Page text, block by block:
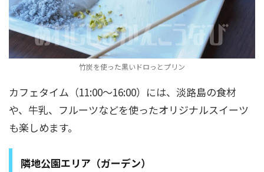
竹炭を使った黒いドロっとプリン
カフェタイム（11:00～16:00）には、淡路島の食材
や、牛乳、フルーツなどを使ったオリジナルスイーツ
も楽しめます。
隣地公園エリア（ガーデン）